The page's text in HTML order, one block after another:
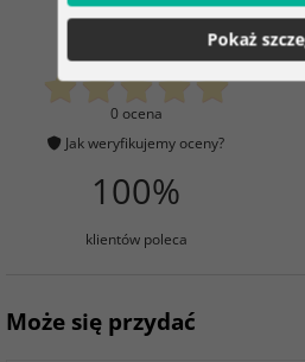
0 ocena
Jak weryfikujemy oceny?
100%
klientów poleca
Może się przydać
Pokaż